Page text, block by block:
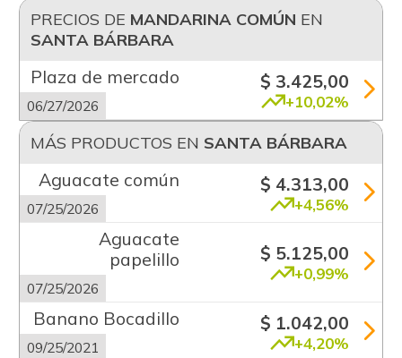
PRECIOS DE MANDARINA COMÚN EN
SANTA BÁRBARA
Plaza de mercado
06/27/2026
$ 3.425,00
+10,02%
MÁS PRODUCTOS EN SANTA BÁRBARA
Aguacate común
07/25/2026
$ 4.313,00
+4,56%
Aguacate
papelillo
07/25/2026
$ 5.125,00
+0,99%
Banano Bocadillo
09/25/2021
$ 1.042,00
+4,20%